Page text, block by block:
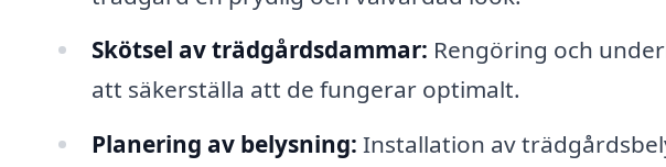
Skötsel av trädgårdsdammar: Rengöring och
att säkerställa att de fungerar optimalt.
Planering av belysning: Installation av